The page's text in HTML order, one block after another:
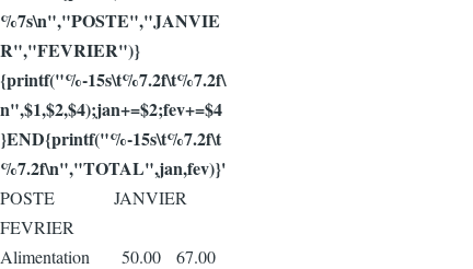
%7s\n","POSTE","JANVIE
R","FEVRIER")}
{printf("%-15s\t%7.2f\t%7.2f\
n",$1,$2,$4);jan+=$2;fev+=$4
}END{printf("%-15s\t%7.2f\t
%7.2f\n","TOTAL",jan,fev)}'
POSTE JANVIER
FEVRIER
Alimentation 50.00 67.00